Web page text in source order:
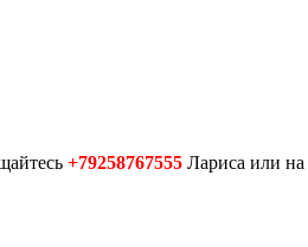
+79258767555 Лариса или на